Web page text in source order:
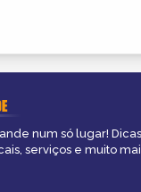
num só lugar!
serviços e muito